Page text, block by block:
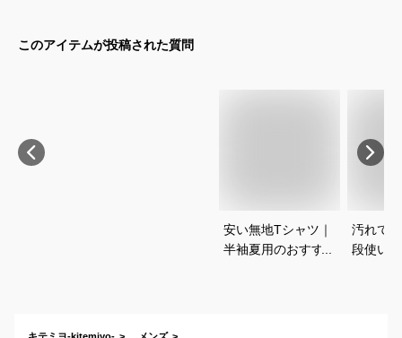
このアイテムが投稿された質問
安い無地Tシャツ｜
半袖夏用のおすすめ
汚れて
段使い